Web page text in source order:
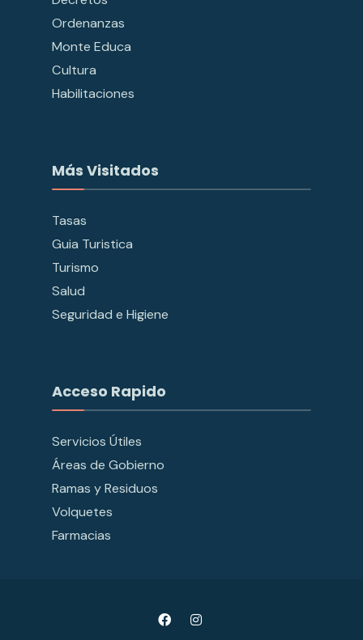
Ordenanzas
Monte Educa
Cultura
Habilitaciones
Más Visitados
Tasas
Guia Turistica
Turismo
Salud
Seguridad e Higiene
Acceso Rapido
Servicios Útiles
Áreas de Gobierno
Ramas y Residuos
Volquetes
Farmacias